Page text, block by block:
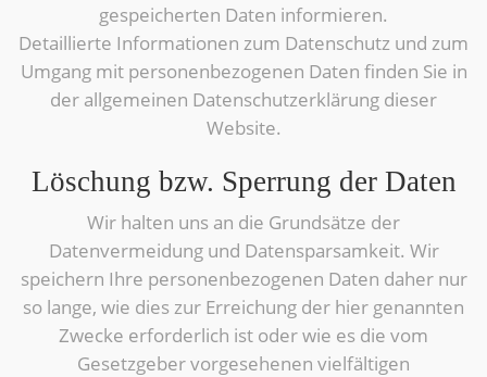
gespeicherten Daten informieren.
Detaillierte Informationen zum Datenschutz und zum
Umgang mit personenbezogenen Daten finden Sie in
der allgemeinen Datenschutzerklärung dieser
Website.
Löschung bzw. Sperrung der Daten
Wir halten uns an die Grundsätze der
Datenvermeidung und Datensparsamkeit. Wir
speichern Ihre personenbezogenen Daten daher nur
so lange, wie dies zur Erreichung der hier genannten
Zwecke erforderlich ist oder wie es die vom
Gesetzgeber vorgesehenen vielfältigen